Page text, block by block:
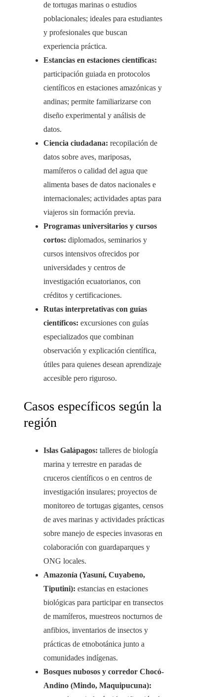
de tortugas marinas o estudios
poblacionales; ideales para estudiantes
y profesionales que buscan
experiencia práctica.
Estancias en estaciones científicas:
participación guiada en protocolos
científicos en estaciones amazónicas y
andinas; permite familiarizarse con
diseño experimental y análisis de
datos.
Ciencia ciudadana: recopilación de
datos sobre aves, mariposas,
mamíferos o calidad del agua que
alimenta bases de datos nacionales e
internacionales; actividades aptas para
viajeros sin formación previa.
Programas universitarios y cursos
cortos: diplomados, seminarios y
cursos intensivos ofrecidos por
universidades y centros de
investigación ecuatorianos, con
créditos y certificaciones.
Rutas interpretativas con guías
científicos: excursiones con guías
especializados que combinan
observación y explicación científica,
útiles para quienes desean aprendizaje
accesible pero riguroso.
Casos específicos según la
región
Islas Galápagos: talleres de biología
marina y terrestre en paradas de
cruceros científicos o en centros de
investigación insulares; proyectos de
monitoreo de tortugas gigantes, censos
de aves marinas y actividades prácticas
sobre manejo de especies invasoras en
colaboración con guardaparques y
ONG locales.
Amazonía (Yasuní, Cuyabeno,
Tiputini): estancias en estaciones
biológicas para participar en transectos
de mamíferos, muestreos nocturnos de
anfibios, inventarios de insectos y
prácticas de etnobotánica junto a
comunidades indígenas.
Bosques nubosos y corredor Chocó-
Andino (Mindo, Maquipucuna):